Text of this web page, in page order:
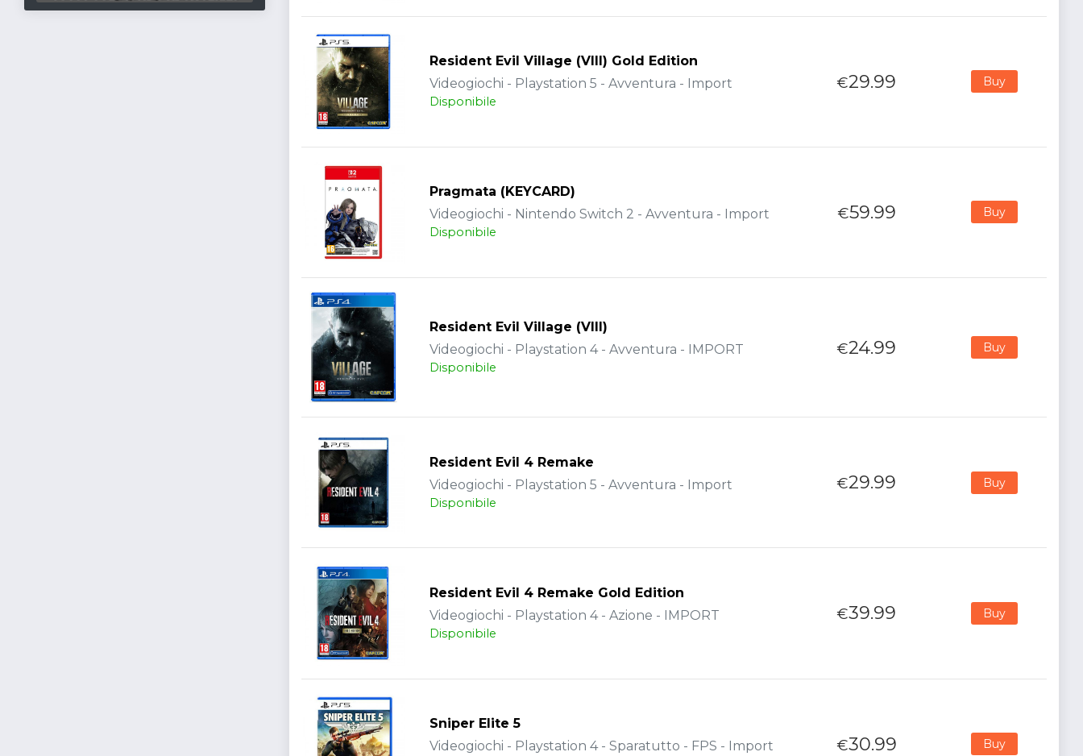
Resident Evil Village (VIII) Gold Edition
Videogiochi - Playstation 5 - Avventura - Import
Disponibile
€29.99 Buy
Pragmata (KEYCARD)
Videogiochi - Nintendo Switch 2 - Avventura - Import
Disponibile
€59.99 Buy
Resident Evil Village (VIII)
Videogiochi - Playstation 4 - Avventura - IMPORT
Disponibile
€24.99 Buy
Resident Evil 4 Remake
Videogiochi - Playstation 5 - Avventura - Import
Disponibile
€29.99 Buy
Resident Evil 4 Remake Gold Edition
Videogiochi - Playstation 4 - Azione - IMPORT
Disponibile
€39.99 Buy
Sniper Elite 5
Videogiochi - Playstation 4 - Sparatutto - FPS - Import
€30.99 Buy